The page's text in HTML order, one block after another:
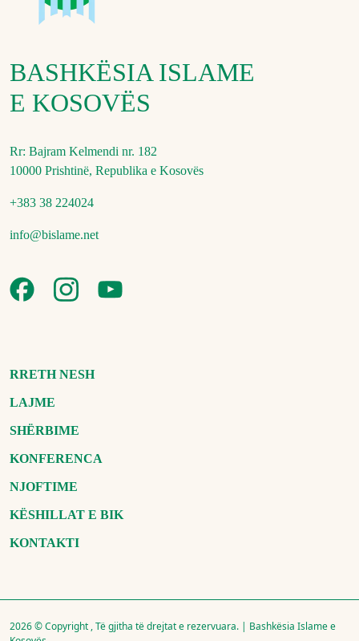
BASHKËSIA ISLAME
E KOSOVËS
Rr: Bajram Kelmendi nr. 182
10000 Prishtinë, Republika e Kosovës
+383 38 224024
info@bislame.net
RRETH NESH
LAJME
SHËRBIME
KONFERENCA
NJOFTIME
KËSHILLAT E BIK
KONTAKTI
2026 © Copyright , Të gjitha të drejtat e rezervuara. | Bashkësia Islame e